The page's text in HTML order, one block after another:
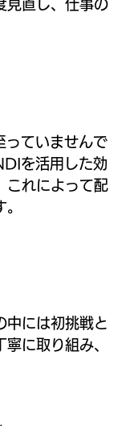
見直し、仕事の
っていませんで
を活用した効
これによって配
中には初挑戦と
に取り組み、